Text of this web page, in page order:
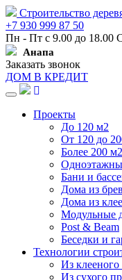
Строительство
+7 930 999 87 50
Пн - Пт с 9.00 до 18.00
Анапа
Заказать звонок
ДОМ В КРЕДИТ
Навигация
Проекты
До 120 м2
От 120 до
Более 200 м2
Бани и
Дома из
Дома из
Модульные
Post & Beam
Беседки и
Технологии
Из клееного
Из сухого